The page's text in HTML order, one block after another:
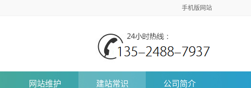
手机版网站
网站维护 建站常识 公司简介